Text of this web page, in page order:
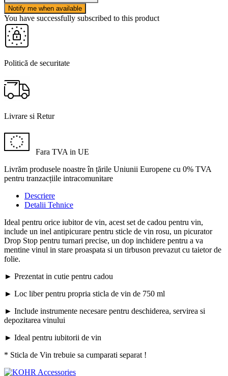
Notify me when available
You have successfully subscribed to this product
Politică de securitate
Livrare si Retur
Fara TVA in UE
Livrăm produsele noastre în țările Uniunii Europene cu 0% TVA
pentru tranzacțiile intracomunitare
Descriere
Detalii Tehnice
Ideal pentru orice iubitor de vin, acest set de cadou pentru vin,
include un inel antipicurare pentru sticle de vin rosu, un picurator
Drop Stop pentru turnari precise, un dop inchidere pentru a va
mentine vinul in stare proaspata si un tirbuson prevazut cu taietor de
folie.
► Prezentat in cutie pentru cadou
► Loc liber pentru propria sticla de vin de 750 ml
► Include instrumente necesare pentru deschiderea, servirea si
depozitarea vinului
► Ideal pentru iubitorii de vin
* Sticla de Vin trebuie sa cumparati separat !